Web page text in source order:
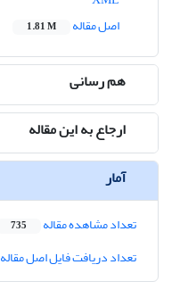
اصل مقاله
1.81 M
هم رسانی
ارجاع به این مقاله
آمار
تعداد مشاهده مقاله 735
تعداد دریافت فایل اصل مقاله